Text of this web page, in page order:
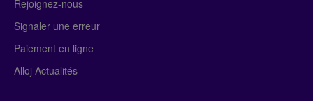
Rejoignez-nous
Signaler une erreur
Paiement en ligne
Alloj Actualités